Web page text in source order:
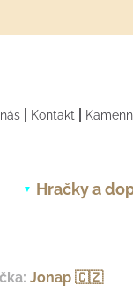
Kontakt
Hračky a
Jonap 🇨🇿